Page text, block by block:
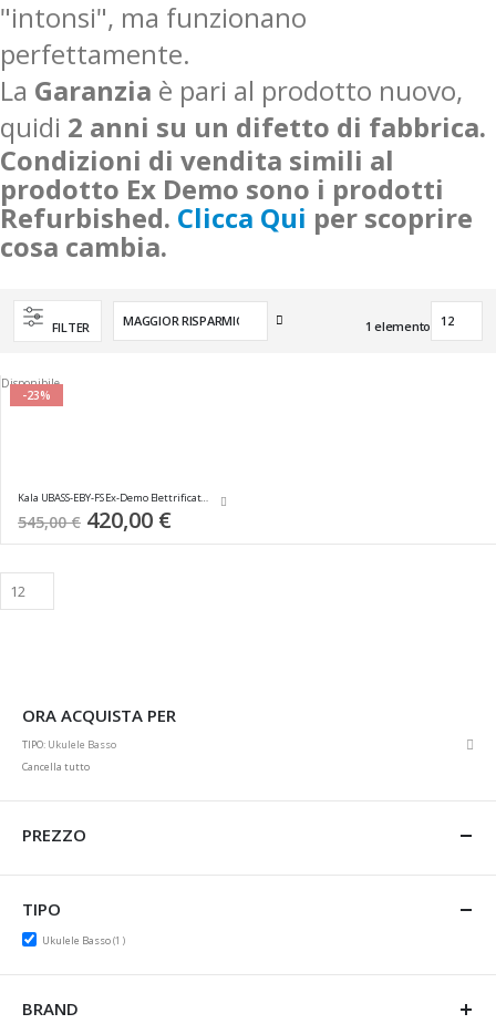
"intonsi", ma funzionano
perfettamente.
La Garanzia è pari al prodotto nuovo,
quidi 2 anni su un difetto di fabbrica.
Condizioni di vendita simili al
prodotto Ex Demo sono i prodotti
Refurbished. Clicca Qui per scoprire
cosa cambia.
FILTER
Imposta
1 elemento
-23%
Disponibile
Kala UBASS-EBY-FS Ex-Demo Elettrificato - C/BORSA
545,00 € Special
Price
420,00 €
ORA ACQUISTA PER
TIPO Ukulele Basso
Cancella tutto
PREZZO
TIPO
Ukulele Basso1item
BRAND